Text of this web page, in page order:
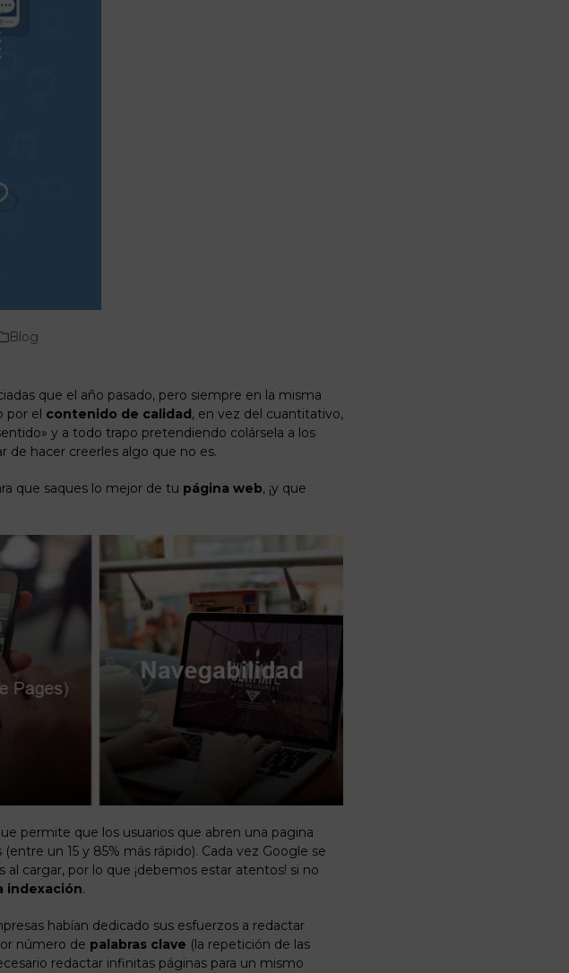
Blog
que el año pasado, pero siempre en la misma
por el contenido de calidad, en vez del cuantitativo,
y a todo trapo pretendiendo colársela a los
de hacer creerles algo que no es.
que saques lo mejor de tu página web, ¡y que
permite que los usuarios que abren una pagina
un 15 y 85% más rápido). Cada vez Google se
cargar, por lo que ¡debemos estar atentos! si no
indexación.
habían dedicado sus esfuerzos a redactar
número de palabras clave (la repetición de las
redactar infinitas páginas para un mismo